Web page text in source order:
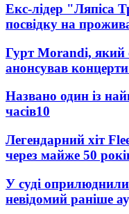
Екс-лідер "Ляпіса
посвідку на
Гурт Morandi, який
анонсував концерти
Названо один із
часів10
Легендарний хіт
через майже 50
У суді
невідомий раніше